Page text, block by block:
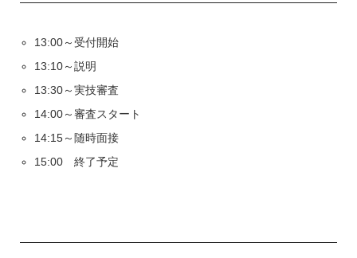
13:00～受付開始
13:10～説明
13:30～実技審査
14:00～審査スタート
14:15～随時面接
15:00 終了予定